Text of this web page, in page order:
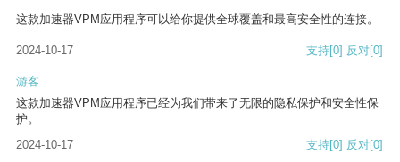
这款加速器VPM应用程序可以给你提供全球覆盖和最高安全性的连接。
2024-10-17 支持[0] 反对[0]
游客
这款加速器VPM应用程序已经为我们带来了无限的隐私保护和安全性保
护。
2024-10-17
支持[0] 反对[0]